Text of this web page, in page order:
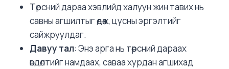
Төрсний дараа хэвлийд халуун жин тавих нь
савны агшилтыг өдөөж, цусны эргэлтийг
сайжруулдаг.
Давуу тал: Энэ арга нь төрсний дараах
өвдөлтийг намдаах, саваа хурдан агшихад